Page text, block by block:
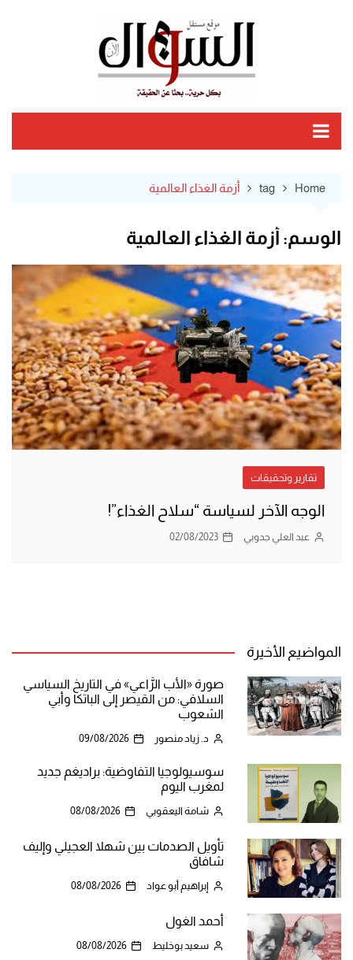
Home
tag أزمة الغذاء العالمية
الوسم: أزمة الغذاء العالمية
تقارير وتحقيقات
الوجه الآخر لسياسة “سلاح الغذاء”!
عبد العلي جدوبي 02/08/2023
المواضيع الأخيرة
صورة «الأب الرَّاعي» في التاريخ السياسي
السلافي: من القيصر إلى الباتكا وأبي
الشعوب
د. زياد منصور 09/08/2026
سوسيولوجيا التفاوضية: براديغم جديد
لمغرب اليوم
شامة اليعقوبي 08/08/2026
تأويل الصدمات بين شهلا العجيلي وإليف
شافاق
إبراهيم أبو عواد 08/08/2026
أحمد الغول
سعيد بوخليط 08/08/2026